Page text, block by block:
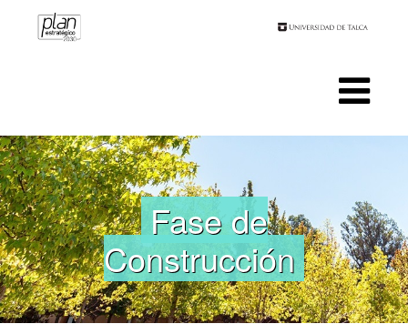
Fase de
Construcción